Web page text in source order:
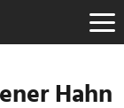
Hahn